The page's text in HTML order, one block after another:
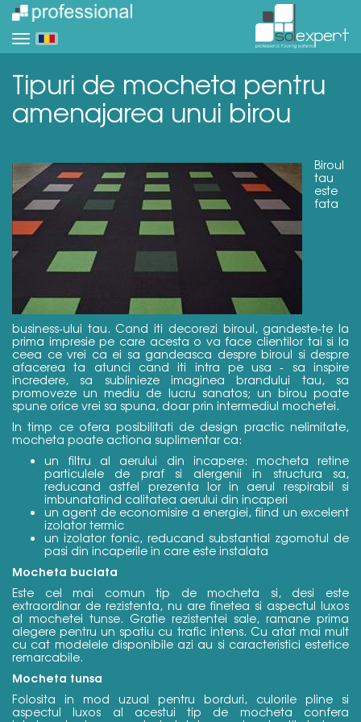
Tipuri de mocheta pentru
amenajarea unui birou
Biroul
tau
este
fata
business-ului tau. Cand iti decorezi biroul, gandeste-te la
prima impresie pe care acesta o va face clientilor tai si la
ceea ce vrei ca ei sa gandeasca despre biroul si despre
afacerea ta atunci cand iti intra pe usa - sa inspire
incredere, sa sublinieze imaginea brandului tau, sa
promoveze un mediu de lucru sanatos; un birou poate
spune orice vrei sa spuna, doar prin intermediul mochetei.
In timp ce ofera posibilitati de design practic nelimitate,
mocheta poate actiona suplimentar ca:
un filtru al aerului din incapere: mocheta retine
particulele de praf si alergenii in structura sa,
reducand astfel prezenta lor in aerul respirabil si
imbunatatind calitatea aerului din incaperi
un agent de economisire a energiei, fiind un excelent
izolator termic
un izolator fonic, reducand substantial zgomotul de
pasi din incaperile in care este instalata
Mocheta buclata
Este cel mai comun tip de mocheta si, desi este
extraordinar de rezistenta, nu are finetea si aspectul luxos
al mochetei tunse. Gratie rezistentei sale, ramane prima
alegere pentru un spatiu cu trafic intens. Cu atat mai mult
cu cat modelele disponibile azi au si caracteristici estetice
remarcabile.
Mocheta tunsa
Folosita in mod uzual pentru borduri, culorile pline si
aspectul luxos al acestui tip de mocheta confera